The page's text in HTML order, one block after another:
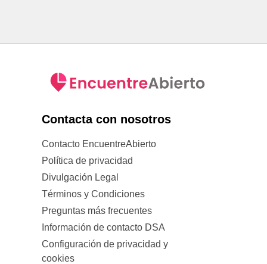
Contacta con nosotros
Contacto EncuentreAbierto
Política de privacidad
Divulgación Legal
Términos y Condiciones
Preguntas más frecuentes
Información de contacto DSA
Configuración de privacidad y
cookies